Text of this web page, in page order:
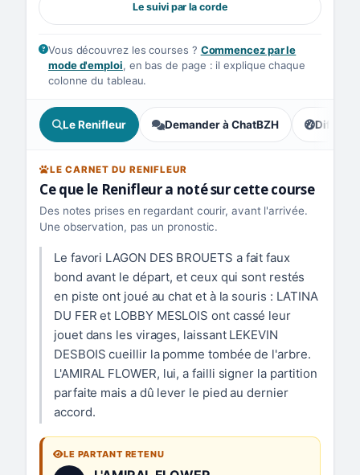
Le suivi par la corde
Vous découvrez les courses ? Commencez par le
mode d'emploi, en bas de page : il explique chaque
colonne du tableau.
Le Renifleur Demander à ChatBZH ,
LE CARNET DU RENIFLEUR
Ce que le Renifleur a noté sur cette course
Des notes prises en regardant courir, avant l'arrivée.
Une observation, pas un pronostic.
Le favori LAGON DES BROUETS a fait faux
bond avant le départ, et ceux qui sont restés
en piste ont joué au chat et à la souris : LATINA
DU FER et LOBBY MESLOIS ont cassé leur
jouet dans les virages, laissant LEKEVIN
DESBOIS cueillir la pomme tombée de l'arbre.
L'AMIRAL FLOWER, lui, a failli signer la partition
parfaite mais a dû lever le pied au dernier
accord.
LE PARTANT RETENU